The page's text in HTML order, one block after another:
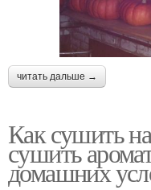
читать дальше →
Как сушить
сушить
домашних